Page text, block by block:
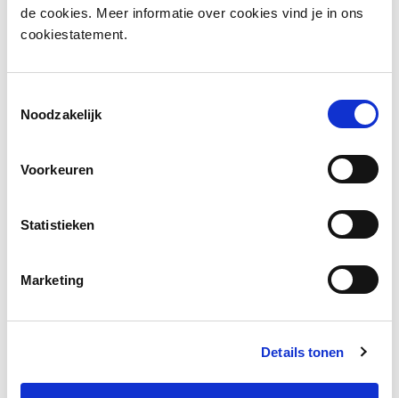
de cookies. Meer informatie over cookies vind je in ons
cookiestatement.
Noodzakelijk
Voorkeuren
Statistieken
Marketing
Details tonen
Meer informatie?